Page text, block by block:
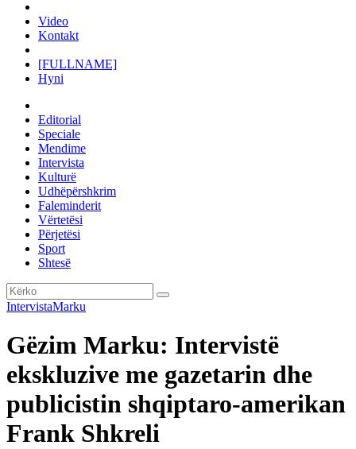
Video
Kontakt
[FULLNAME]
Hyni
Editorial
Speciale
Mendime
Intervista
Kulturë
Udhëpërshkrim
Faleminderit
Vërtetësi
Përjetësi
Sport
Shtesë
IntervistaMarku
Gëzim Marku: Intervistë
ekskluzive me gazetarin dhe
publicistin shqiptaro-amerikan
Frank Shkreli